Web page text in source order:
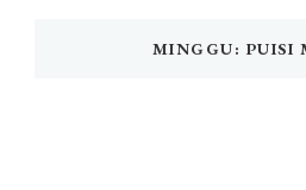
MINGGU: PUISI